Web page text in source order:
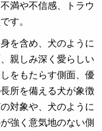
満や不信感、トラウ
す。
を含め、犬のように
親しみ深く愛らしい
をもたらす側面、優
所を備える犬が象徴
対象や、犬のように
強く意気地のない側